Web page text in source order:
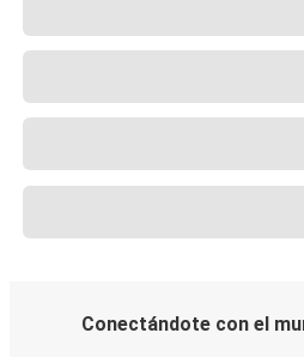
Conectándote con el